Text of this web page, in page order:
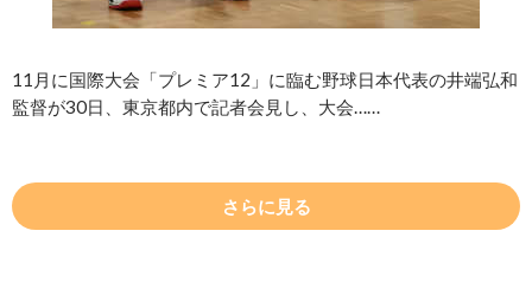
11月に国際大会「プレミア12」に臨む野球日本代表の井端弘和
監督が30日、東京都内で記者会見し、大会……
さらに見る